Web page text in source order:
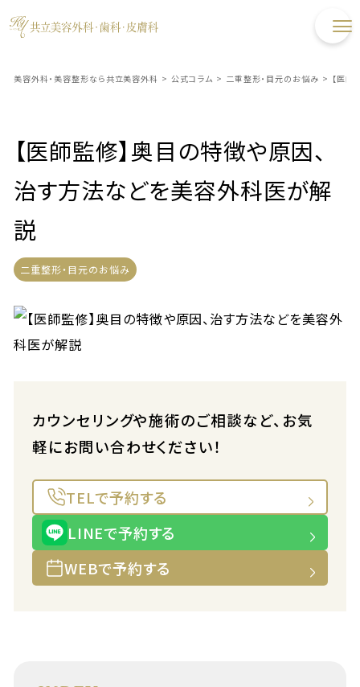
美容外科・美容整形なら共立美容外科 > 公式コラム > 二重整形・目元のお悩み > 【医
【医師監修】奥目の特徴や原因、
治す方法などを美容外科医が解
説
二重整形・目元のお悩み
カウンセリングや施術のご相談など、お気
軽にお問い合わせください！
TELで予約する
LINEで予約する
WEBで予約する